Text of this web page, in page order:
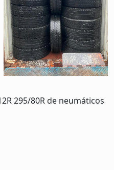
295/80R de neumáticos